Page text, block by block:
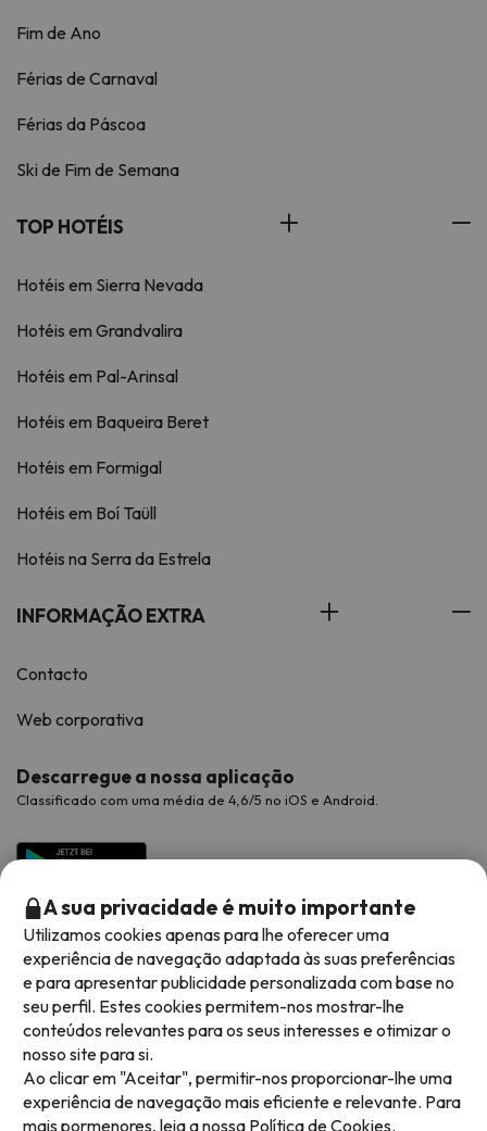
Fim de Ano
Férias de Carnaval
Férias da Páscoa
Ski de Fim de Semana
TOP HOTÉIS
Hotéis em Sierra Nevada
Hotéis em Grandvalira
Hotéis em Pal-Arinsal
Hotéis em Baqueira Beret
Hotéis em Formigal
Hotéis em Boí Taüll
Hotéis na Serra da Estrela
INFORMAÇÃO EXTRA
Contacto
Web corporativa
Descarregue a nossa aplicação
Classificado com uma média de 4,6/5 no iOS e Android.
Métodos de pagamento disponíveis
A sua privacidade é muito importante
Utilizamos cookies apenas para lhe oferecer uma
experiência de navegação adaptada às suas preferências
e para apresentar publicidade personalizada com base no
seu perfil. Estes cookies permitem-nos mostrar-lhe
conteúdos relevantes para os seus interesses e otimizar o
nosso site para si.
Ao clicar em "Aceitar", permitir-nos proporcionar-lhe uma
experiência de navegação mais eficiente e relevante. Para
mais pormenores, leia a nossa Política de Cookies.